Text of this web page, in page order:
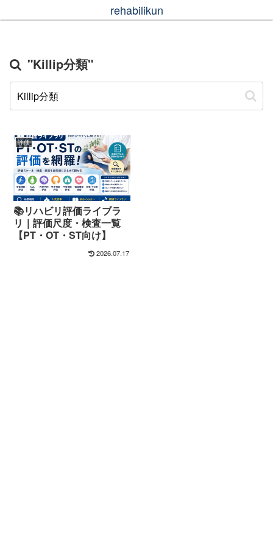
rehabilikun
"Killip分類"
評価
📚リハビリ評価ライブラ
リ｜評価尺度・検査一覧
【PT・OT・ST向け】
2026.07.17